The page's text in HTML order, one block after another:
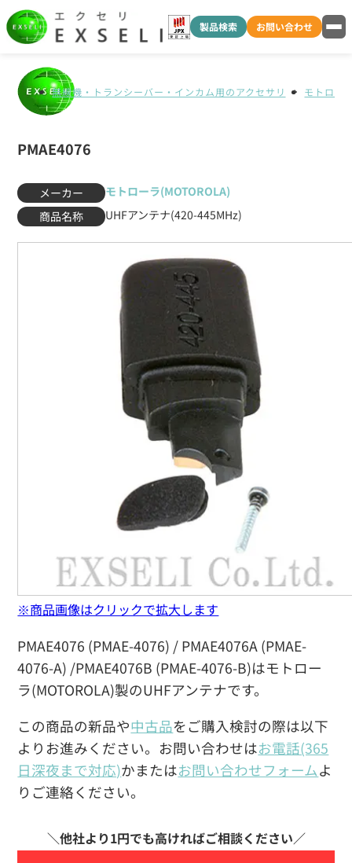
製品検索 お問い合わせ
無線機・トランシーバー・インカム用のアクセサリ モトロー
PMAE4076
メーカー
モトローラ(MOTOROLA)
商品名称
UHFアンテナ(420-445MHz)
PMAE4076 (PMAE-4076) / PMAE4076A (PMAE-
4076-A) /PMAE4076B (PMAE-4076-B)はモトロー
ラ(MOTOROLA)製のUHFアンテナです。
この商品の新品や中古品をご購入検討の際は以下
よりお進みください。お問い合わせはお電話(365
日深夜まで対応)かまたはお問い合わせフォームよ
りご連絡ください。
※商品画像はクリックで拡大します